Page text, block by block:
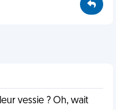
vessie ? Oh, wait